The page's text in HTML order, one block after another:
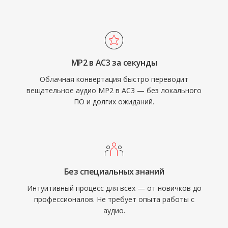
выделенному центральному каналу, что
идеально для кино и телевизионного
контента. Широкая поддержка аппаратных
декодеров в ресиверах, телевизорах и
приставках гарантирует надёжное
воспроизведение AC3 на огромной
MP2 в AC3 за секунды
Облачная конвертация быстро переводит
вещательное аудио MP2 в AC3 — без локального
ПО и долгих ожиданий.
Без специальных знаний
Интуитивный процесс для всех — от новичков до
профессионалов. Не требует опыта работы с
аудио.